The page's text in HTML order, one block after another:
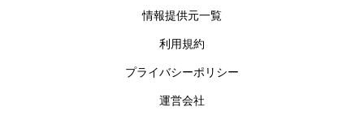
情報提供元一覧
利用規約
プライバシーポリシー
運営会社